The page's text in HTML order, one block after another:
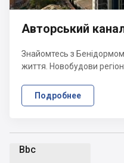
Bbc
Авторський канал
Знайомтесь з
життя. Новобудови
Подробнее